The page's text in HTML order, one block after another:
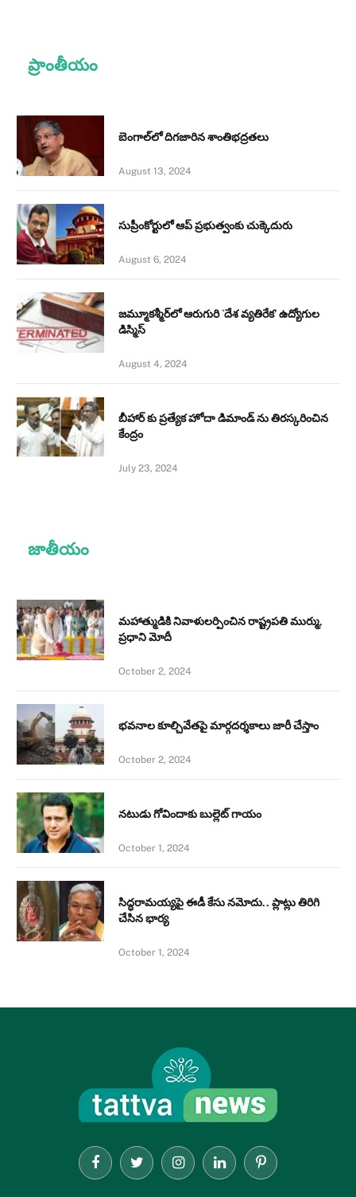
ప్రాంతీయం
బెంగాల్‌లో దిగజారిన శాంతిభద్రతలు
August 13, 2024
సుప్రీంకోర్టులో ఆప్ ప్రభుత్వంకు చుక్కెదురు
August 6, 2024
జమ్మూకశ్మీర్‌లో ఆరుగురి `దేశ వ్యతిరేక’ ఉద్యోగుల
డిస్మిస్‌
August 4, 2024
బీహార్ కు ప్రత్యేక హోదా డిమాండ్ ను తిరస్కరించిన
కేంద్రం
July 23, 2024
జాతీయం
మహాత్ముడికి నివాళులర్పించిన రాష్ట్రపతి ముర్ము,
ప్రధాని మోదీ
October 2, 2024
భవనాల కూల్చివేతపై మార్గదర్శకాలు జారీ చేస్తాం
October 2, 2024
నటుడు గోవిందాకు బుల్లెట్ గాయం
October 1, 2024
సిద్ధరామయ్యపై ఈడీ కేసు నమోదు.. ప్లాట్లు తిరిగి
చేసిన భార్య
October 1, 2024
FacebookTwitter InstagramLinkedInPinterest